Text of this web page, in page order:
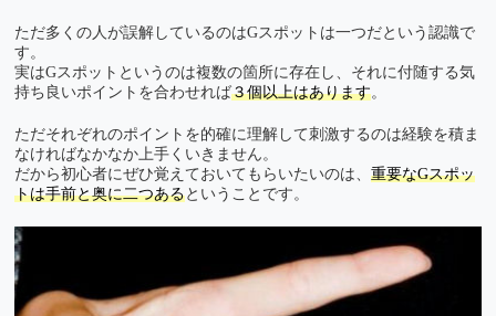
ただ多くの人が誤解しているのはGスポットは一つだという認識で
す。
実はGスポットというのは複数の箇所に存在し、それに付随する気
持ち良いポイントを合わせれば３個以上はあります。
ただそれぞれのポイントを的確に理解して刺激するのは経験を積ま
なければなかなか上手くいきません。
だから初心者にぜひ覚えておいてもらいたいのは、 重要なGスポッ
トは手前と奥に二つあるということです。